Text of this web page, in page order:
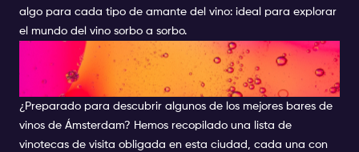
algo para cada tipo de amante del vino: ideal para explorar
el mundo del vino sorbo a sorbo.
LOS MEJORES BARES DE
VINOS
¿Preparado para descubrir algunos de los mejores bares de
vinos de Ámsterdam? Hemos recopilado una lista de
vinotecas de visita obligada en esta ciudad, cada una con